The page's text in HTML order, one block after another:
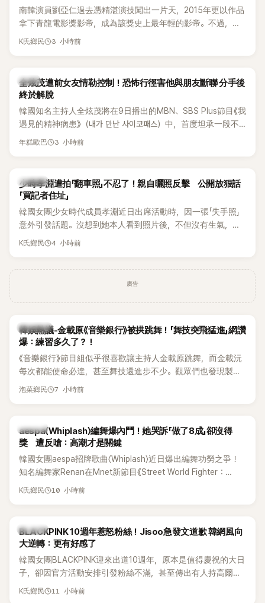
南韓演員劉亞仁過去憑精湛演技闖出一片天，2015年更以作品
拿下青龍電影獎影帝，成為該獎史上最年輕的影帝。不過，他
2023年爆出涉毒風波後，演藝事業受到重創，後續又牽扯與男
K氏鄉民 3 小時前
韓星
全炫茂遭前女友情勒控制！恐怖行徑害他與朋友斷聯 分手後
終於解脫
韓國知名主持人全炫茂將在9日播出的MBN、SBS Plus節目《我
遇見的精神病患》（내가 만난 사이코패스）中，首度坦承一段不
堪回首的戀愛經歷，自爆曾遭前女友過度控制，不僅走到哪都
年糕歐巴 3 小時前
K-POP
少時孝淵遭拍「翻車照」不忍了！親自曬照反擊 公開放狠話
「買記者住址」
韓國女團少女時代成員孝淵近日出席活動時，因一張「失手照」
意外引發話題。沒想到她本人看到照片後，不但沒有生氣，反
而親自把照片放上IG限時動態開玩笑，甚至幽默喊話要「買記者
K氏鄉民 4 小時前
廣告
熱議討論
韓娛熱議-金載原《音樂銀行》被拱跳舞！「舞技突飛猛進」網讚
爆：練習多久了？！
《音樂銀行》節目組似乎很喜歡讓主持人金載原跳舞，而金載沅
每次都能使命必達，甚至舞技還進步不少。觀眾們也發現製作
單位對此樂此不疲。
泡菜鄉民 7 小時前
K-POP
aespa〈Whiplash〉編舞爆內鬥！她哭訴「做了8成」卻沒得
獎 遭反嗆：高潮才是關鍵
韓國女團aespa招牌歌曲〈Whiplash〉近日爆出編舞功勞之爭！
知名編舞家Renan在Mnet新節目《Street World Fighter：
Directors' War》預告中，公開談及自己在〈Whiplash〉編舞上的
K氏鄉民 10 小時前
K-POP
BLACKPINK 10週年惹怒粉絲！Jisoo急發文道歉 韓網風向
大逆轉：更有好感了
韓國女團BLACKPINK迎來出道10週年，原本是值得慶祝的大日
子，卻因官方活動安排引發粉絲不滿，甚至傳出有人持高爾夫
球桿到YG娛樂大樓鬧事。Jisoo今（8日）也親自發文向BLINK
K氏鄉民 11 小時前